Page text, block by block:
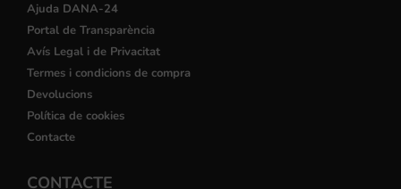
Ajuda DANA-24
Portal de Transparència
Avís Legal i de Privacitat
Termes i condicions de compra
Devolucions
Política de cookies
Contacte
CONTACTE